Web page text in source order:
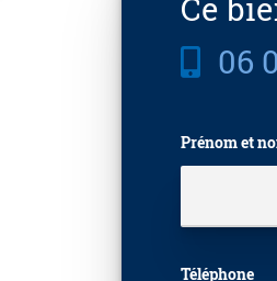
Ce
06
Prénom et
Téléphone